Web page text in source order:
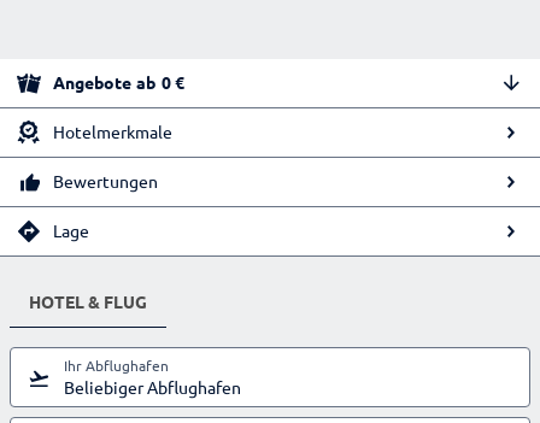
Angebote ab 0€
Hotelmerkmale
Bewertungen
Lage
HOTEL & FLUG
Ihr Abflughafen
Beliebiger Abflughafen